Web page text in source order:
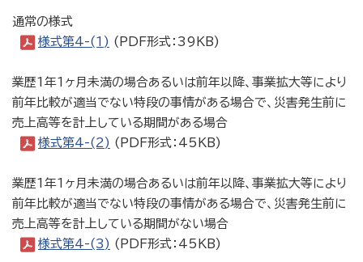
通常の様式
様式第4-(1) (PDF形式：39KB)
業歴1年1ヶ月未満の場合あるいは前年以降、事業拡大等により
前年比較が適当でない特段の事情がある場合で、災害発生前に
売上高等を計上している期間がある場合
様式第4-(2) (PDF形式：45KB)
業歴1年1ヶ月未満の場合あるいは前年以降、事業拡大等により
前年比較が適当でない特段の事情がある場合で、災害発生前に
売上高等を計上している期間がない場合
様式第4-(3) (PDF形式：45KB)